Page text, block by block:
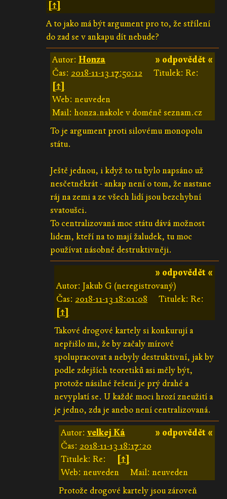
[↑]
A to jako má být argument pro to, že střílení
do zad se v ankapu dít nebude?
» odpovědět «
Autor: Honza
Čas: 2018-11-13 17:50:12
Titulek: Re:
[↑]
Web: neuveden
Mail: honza.nakole v doméně seznam.cz
To je argument proti silovému monopolu
státu.
Ještě jednou, i když to tu bylo napsáno už
nesčetněkrát - ankap není o tom, že nastane
ráj na zemi a ze všech lidí jsou bezchybní
svatoušci.
To centralizovaná moc státu dává možnost
lidem, kteří na to mají žaludek, tu moc
používat násobně destruktivněji.
» odpovědět «
Autor: Jakub G (neregistrovaný)
Čas: 2018-11-13 18:01:08
Titulek: Re:
[↑]
Takové drogové kartely si konkurují a
nepřišlo mi, že by začaly mírově
spolupracovat a nebyly destruktivní, jak by
podle zdejších teoretiků asi měly být,
protože násilné řešení je prý drahé a
nevyplatí se. U každé moci hrozí zneužití a
je jedno, zda je anebo není centralizovaná.
» odpovědět «
Autor: velkej Ká
Čas: 2018-11-13 18:17:20
Titulek: Re:
[↑]
Web: neuveden
Mail: neuveden
Protože drogové kartely jsou zároveň